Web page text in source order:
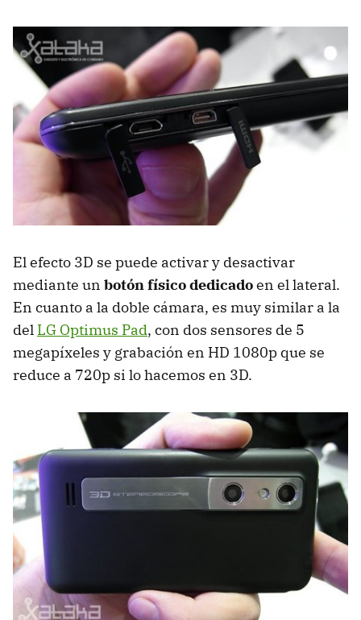
El efecto 3D se puede activar y desactivar
mediante un botón físico dedicadoen el lateral.
En cuanto a la doble cámara, es muy similar a la
del LG Optimus Pad, con dos sensores de 5
megapíxeles y grabación en HD 1080p que se
reduce a 720p si lo hacemos en 3D.